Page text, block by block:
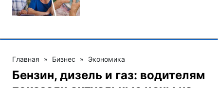
Главная » Бизнес » Экономика
Бензин, дизель и газ: водителям